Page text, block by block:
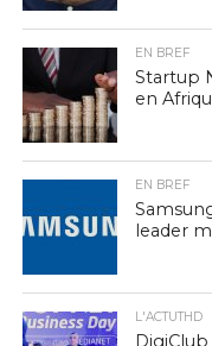
EN BREF
Startup
en
EN BREF
leader
L'ACTUTHD
DigiClub